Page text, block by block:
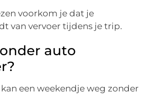
voorkom je dat je
van vervoer tijdens je trip.
auto
een weekendje weg zonder